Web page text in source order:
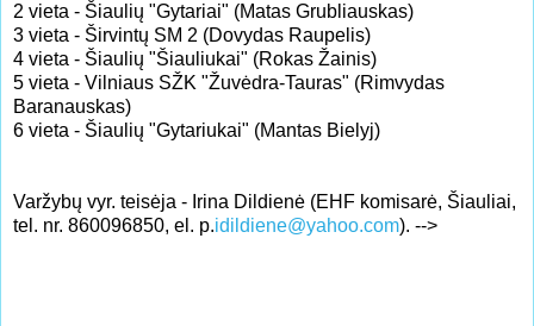
2 vieta - Šiaulių "Gytariai" (Matas Grubliauskas)
3 vieta - Širvintų SM 2 (Dovydas Raupelis)
4 vieta - Šiaulių "Šiauliukai" (Rokas Žainis)
5 vieta - Vilniaus SŽK "Žuvėdra-Tauras" (Rimvydas
Baranauskas)
6 vieta - Šiaulių "Gytariukai" (Mantas Bielyj)
Varžybų vyr. teisėja - Irina Dildienė (EHF komisarė, Šiauliai,
tel. nr. 860096850, el. p.idildiene@yahoo.com). -->